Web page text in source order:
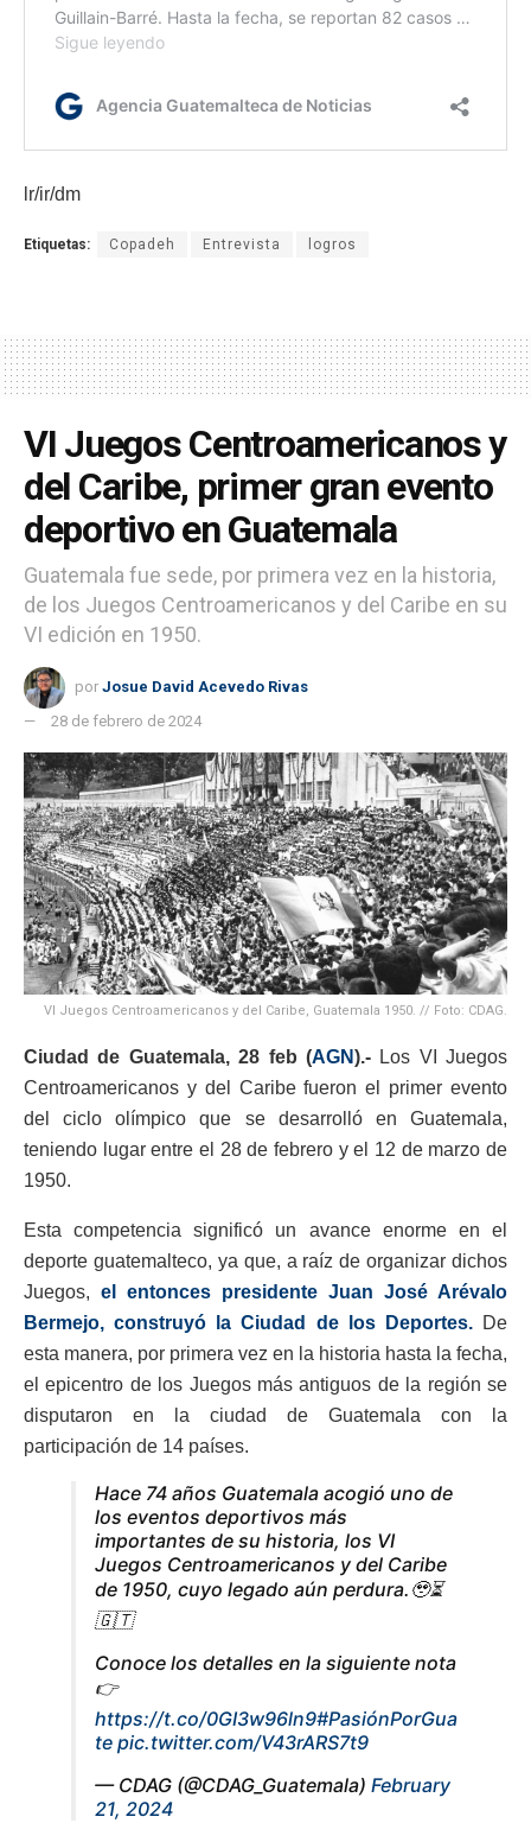
lr/ir/dm
Etiquetas: Copadeh Entrevista logros
VI Juegos Centroamericanos y
del Caribe, primer gran evento
deportivo en Guatemala
Guatemala fue sede, por primera vez en la historia,
de los Juegos Centroamericanos y del Caribe en su
VI edición en 1950.
por Josue David Acevedo Rivas
28 de febrero de 2024
VI Juegos Centroamericanos y del Caribe, Guatemala 1950. // Foto: CDAG.
Ciudad de Guatemala, 28 feb (AGN).- Los VI Juegos
Centroamericanos y del Caribe fueron el primer evento
del ciclo olímpico que se desarrolló en Guatemala,
teniendo lugar entre el 28 de febrero y el 12 de marzo de
1950.
Esta competencia significó un avance enorme en el
deporte guatemalteco, ya que, a raíz de organizar dichos
Juegos, el entonces presidente Juan José Arévalo
Bermejo, construyó la Ciudad de los Deportes. De
esta manera, por primera vez en la historia hasta la fecha,
el epicentro de los Juegos más antiguos de la región se
disputaron en la ciudad de Guatemala con la
participación de 14 países.
Hace 74 años Guatemala acogió uno de
los eventos deportivos más
importantes de su historia, los VI
Juegos Centroamericanos y del Caribe
de 1950, cuyo legado aún perdura.🥹⏳
🇬🇹
Conoce los detalles en la siguiente nota
👉
https://t.co/0GI3w96ln9#PasiónPorGua
te pic.twitter.com/V43rARS7t9
— CDAG (@CDAG_Guatemala) February
21, 2024